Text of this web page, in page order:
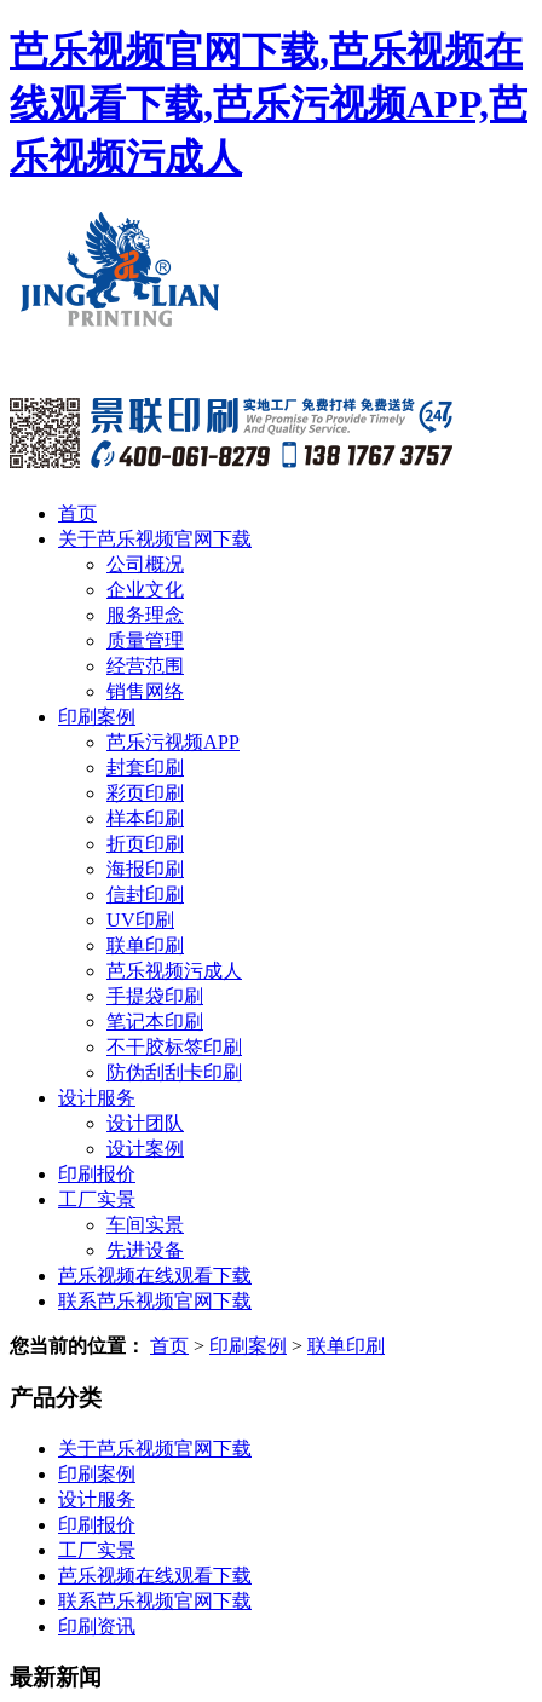
芭乐视频官网下载,芭乐视频在
线观看下载,芭乐污视频APP,芭
乐视频污成人
首页
关于芭乐视频官网下载
公司概况
企业文化
服务理念
质量管理
经营范围
销售网络
印刷案例
芭乐污视频APP
封套印刷
彩页印刷
样本印刷
折页印刷
海报印刷
信封印刷
UV印刷
联单印刷
芭乐视频污成人
手提袋印刷
笔记本印刷
不干胶标签印刷
防伪刮刮卡印刷
设计服务
设计团队
设计案例
印刷报价
工厂实景
车间实景
先进设备
芭乐视频在线观看下载
联系芭乐视频官网下载
您当前的位置： 首页 > 印刷案例 > 联单印刷
产品分类
关于芭乐视频官网下载
印刷案例
设计服务
印刷报价
工厂实景
芭乐视频在线观看下载
联系芭乐视频官网下载
印刷资讯
最新新闻